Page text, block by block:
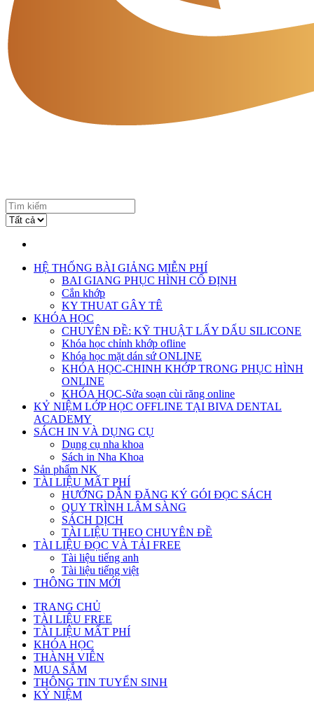
HỆ THỐNG BÀI GIẢNG MIỄN PHÍ
BAI GIANG PHỤC HÌNH CỐ ĐỊNH
Cắn khớp
KY THUAT GÂY TÊ
KHÓA HỌC
CHUYÊN ĐỀ: KỸ THUẬT LẤY DẤU SILICONE
Khóa học chỉnh khớp ofline
Khóa học mặt dán sứ ONLINE
KHÓA HỌC-CHINH KHỚP TRONG PHỤC HÌNH
ONLINE
KHÓA HỌC-Sửa soạn cùi răng online
KỶ NIỆM LỚP HỌC OFFLINE TẠI BIVA DENTAL
ACADEMY
SÁCH IN VÀ DỤNG CỤ
Dụng cụ nha khoa
Sách in Nha Khoa
Sản phẩm NK
TÀI LIỆU MẤT PHÍ
HƯỚNG DẪN ĐĂNG KÝ GÓI ĐỌC SÁCH
QUY TRÌNH LÂM SÀNG
SÁCH DỊCH
TÀI LIỆU THEO CHUYÊN ĐỀ
TÀI LIỆU ĐỌC VÀ TẢI FREE
Tài liệu tiếng anh
Tài liệu tiếng việt
THÔNG TIN MỚI
TRANG CHỦ
TÀI LIỆU FREE
TÀI LIỆU MẤT PHÍ
KHÓA HỌC
THÀNH VIÊN
MUA SẮM
THÔNG TIN TUYỂN SINH
KỶ NIỆM